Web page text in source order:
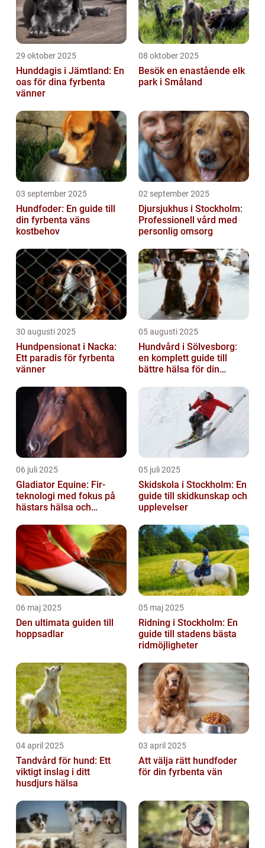
29 oktober 2025
Hunddagis i Jämtland: En
oas för dina fyrbenta
vänner
08 oktober 2025
Besök en enastående elk
park i Småland
03 september 2025
Hundfoder: En guide till
din fyrbenta väns
kostbehov
02 september 2025
Djursjukhus i Stockholm:
Professionell vård med
personlig omsorg
30 augusti 2025
Hundpensionat i Nacka:
Ett paradis för fyrbenta
vänner
05 augusti 2025
Hundvård i Sölvesborg:
en komplett guide till
bättre hälsa för din
06 juli 2025
Gladiator Equine: Fir-
teknologi med fokus på
hästars hälsa och
05 juli 2025
Skidskola i Stockholm: En
guide till skidkunskap och
upplevelser
06 maj 2025
Den ultimata guiden till
hoppsadlar
05 maj 2025
Ridning i Stockholm: En
guide till stadens bästa
ridmöjligheter
04 april 2025
Tandvård för hund: Ett
viktigt inslag i ditt
husdjurs hälsa
03 april 2025
Att välja rätt hundfoder
för din fyrbenta vän